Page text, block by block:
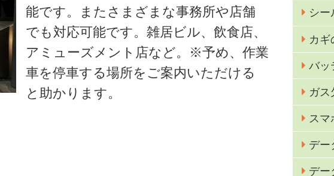
能です。またさまざまな事務所や店舗
でも対応可能です。雑居ビル、飲食店、
アミューズメント店など。※予め、作業
車を停車する場所をご案内いただける
と助かります。
シー
カギ
バッ
ガス
スマ
デー
デー